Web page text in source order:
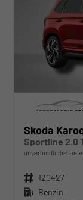
Skoda
Sportline 2.0
unverbindliche
Fahrzeugnr. 120427
Kraftstoff Benzin